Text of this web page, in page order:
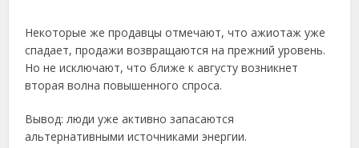
Некоторые же продавцы отмечают, что ажиотаж уже
спадает, продажи возвращаются на прежний уровень.
Но не исключают, что ближе к августу возникнет
вторая волна повышенного спроса.
Вывод: люди уже активно запасаются
альтернативными источниками энергии.